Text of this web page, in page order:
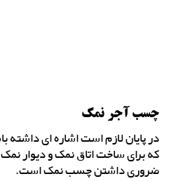
چسب آجر نمک
در پایان لازم است اشاره ای
که برای ساخت اتاق نمک و دیوار نمک
ضروری داشتن چسب نمک است.